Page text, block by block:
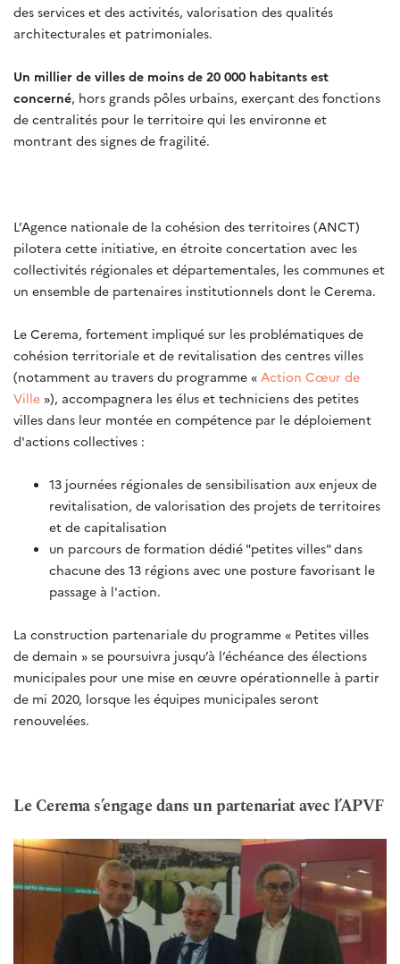
des services et des activités, valorisation des qualités
architecturales et patrimoniales.
Un millier de villes de moins de 20 000 habitants est
concerné, hors grands pôles urbains, exerçant des fonctions
de centralités pour le territoire qui les environne et
montrant des signes de fragilité.
L’Agence nationale de la cohésion des territoires (ANCT)
pilotera cette initiative, en étroite concertation avec les
collectivités régionales et départementales, les communes et
un ensemble de partenaires institutionnels dont le Cerema.
Le Cerema, fortement impliqué sur les problématiques de
cohésion territoriale et de revitalisation des centres villes
(notamment au travers du programme « Action Cœur de
Ville »), accompagnera les élus et techniciens des petites
villes dans leur montée en compétence par le déploiement
d'actions collectives :
13 journées régionales de sensibilisation aux enjeux de
revitalisation, de valorisation des projets de territoires
et de capitalisation
un parcours de formation dédié "petites villes" dans
chacune des 13 régions avec une posture favorisant le
passage à l'action.
La construction partenariale du programme « Petites villes
de demain » se poursuivra jusqu’à l’échéance des élections
municipales pour une mise en œuvre opérationnelle à partir
de mi 2020, lorsque les équipes municipales seront
renouvelées.
Le Cerema s’engage dans un partenariat avec l’APVF